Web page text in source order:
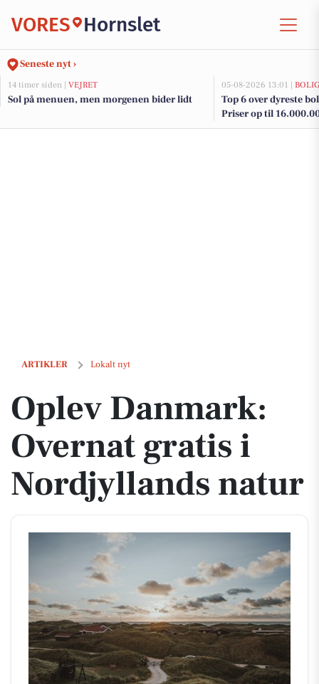
VORES Hornslet
Seneste nyt ›
14 timer siden | VEJRET
Sol på menuen, men morgenen bider lidt
05-08-2026 13:01 |
Top 6 over dyreste
Priser op til
ARTIKLER Lokalt nyt
Oplev Danmark: Overnat gratis i Nordjyllands natur
Oplev Danmark:
Overnat gratis i
Nordjyllands natur